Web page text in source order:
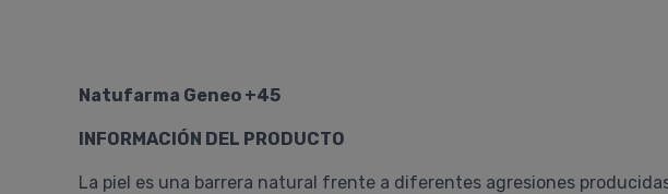
Natufarma Geneo +45
INFORMACIÓN DEL PRODUCTO
La piel es una barrera natural frente a diferentes agresiones